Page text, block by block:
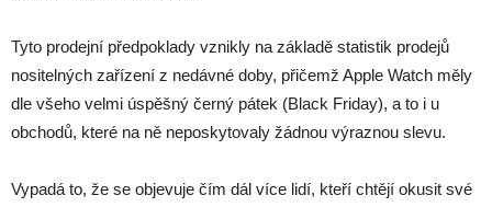
Tyto prodejní předpoklady vznikly na základě statistik prodejů
nositelných zařízení z nedávné doby, přičemž Apple Watch měly
dle všeho velmi úspěšný černý pátek (Black Friday), a to i u
obchodů, které na ně neposkytovaly žádnou výraznou slevu.
Vypadá to, že se objevuje čím dál více lidí, kteří chtějí okusit své